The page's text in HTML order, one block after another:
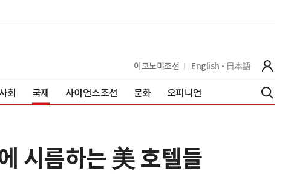
이코노미조선 English 日本語
회 국제 사이언스조선 문화 오피니언
시름하는 美 호텔들